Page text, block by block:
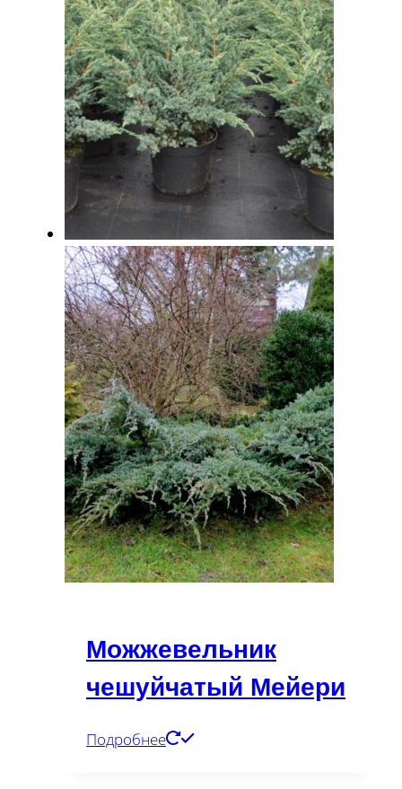
Можжевельник
чешуйчатый Мейери
Подробнее